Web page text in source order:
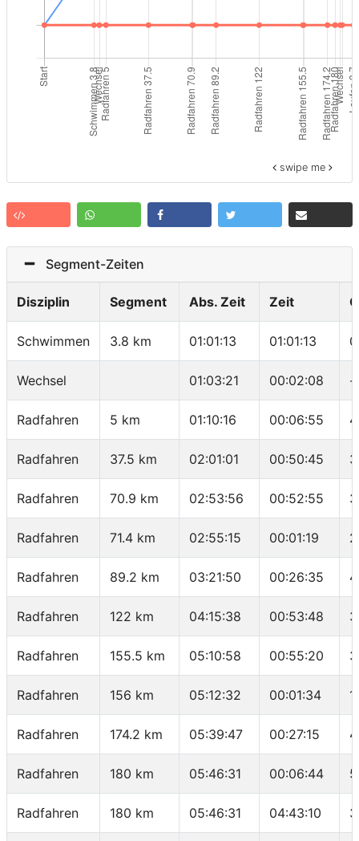
swipe me
Segment-Zeiten
Disziplin Segment Abs. Zeit Zeit
Schwimmen 3.8 km 01:01:13 01:01:13
Wechsel 01:03:21 00:02:08 -
Radfahren 5 km 01:10:16 00:06:55
Radfahren 37.5 km 02:01:01 00:50:45
Radfahren 70.9 km 02:53:56 00:52:55
Radfahren 71.4 km 02:55:15 00:01:19
Radfahren 89.2 km 03:21:50 00:26:35
Radfahren 122 km 04:15:38 00:53:48
Radfahren 155.5 km 05:10:58 00:55:20
Radfahren 156 km 05:12:32 00:01:34
Radfahren 174.2 km 05:39:47 00:27:15
Radfahren 180 km 05:46:31 00:06:44
Radfahren 180 km 05:46:31 04:43:10